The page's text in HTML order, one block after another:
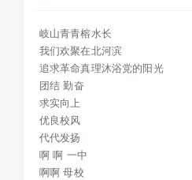
求实向上
岐山青青榕水长
我们欢聚在北河滨
追求革命真理沐浴党的阳光
团结 勤奋
求实向上
优良校风
代代发扬
啊 啊 一中
啊啊 母校